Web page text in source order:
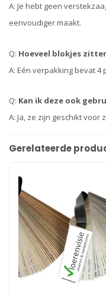
A: Je hebt geen
eenvoudiger maakt.
Q: Hoeveel blokjes
A: Eén verpakking bevat 4
Q: Kan ik deze ook
A: Ja, ze zijn geschikt
Gerelateerde